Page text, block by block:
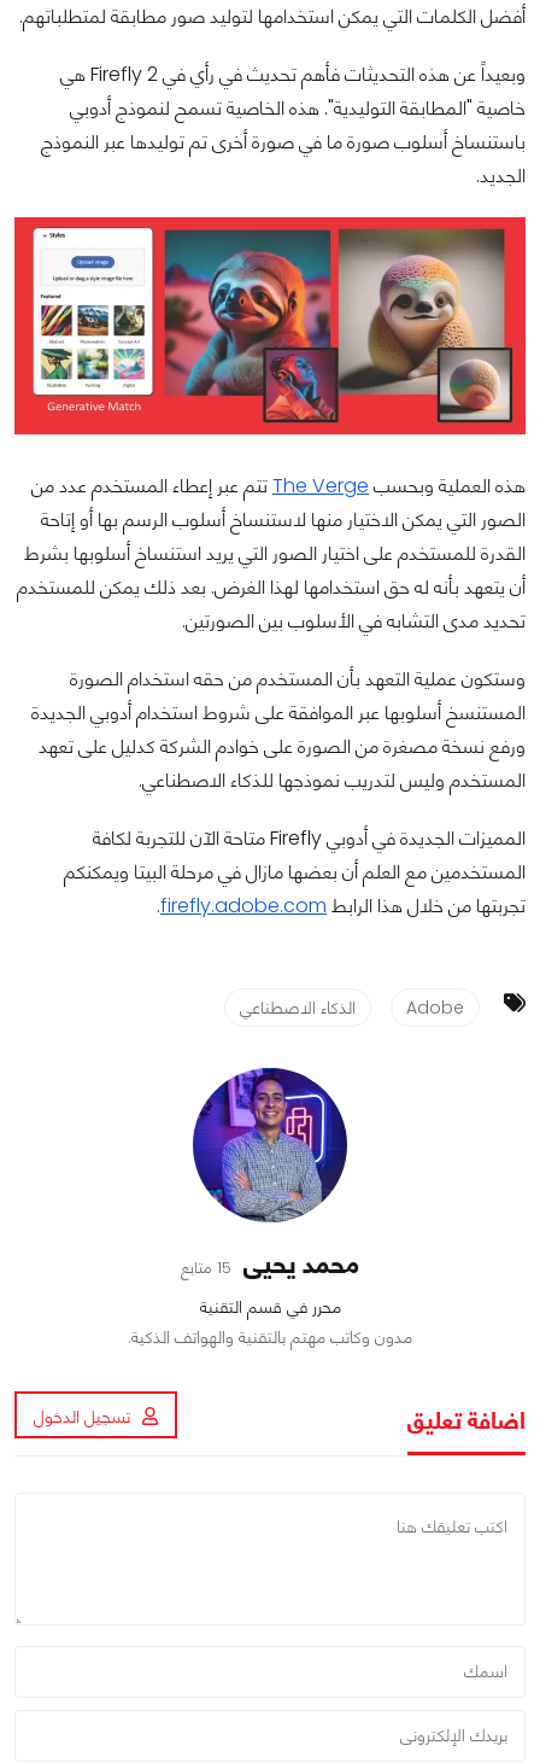
أفضل الكلمات التي يمكن استخدامها لتوليد صور مطابقة لمتطلباتهم.
وبعيداً عن هذه التحديثات فأهم تحديث في رأي في Firefly 2 هي
خاصية "المطابقة التوليدية". هذه الخاصية تسمح لنموذج أدوبي
باستنساخ أسلوب صورة ما في صورة أخرى تم توليدها عبر النموذج
الجديد.
هذه العملية وبحسب The Vergeتتم عبر إعطاء المستخدم عدد من
الصور التي يمكن الاختيار منها لاستنساخ أسلوب الرسم بها أو إتاحة
القدرة للمستخدم على اختيار الصور التي يريد استنساخ أسلوبها بشرط
أن يتعهد بأنه له حق استخدامها لهذا الغرض. بعد ذلك يمكن للمستخدم
تحديد مدى التشابه في الأسلوب بين الصورتين.
وستكون عملية التعهد بأن المستخدم من حقه استخدام الصورة
المستنسخ أسلوبها عبر الموافقة على شروط استخدام أدوبي الجديدة
ورفع نسخة مصغرة من الصورة على خوادم الشركة كدليل على تعهد
المستخدم وليس لتدريب نموذجها للذكاء الاصطناعي.
المميزات الجديدة في أدوبي Firefly متاحة الآن للتجربة لكافة
المستخدمين مع العلم أن بعضها مازال في مرحلة البيتا ويمكنكم
تجربتها من خلال هذا الرابط firefly.adobe.com
.
Adobe الذكاء الاصطناعي
محمد يحيى 15 متابع
محرر في قسم التقنية
مدون وكاتب مهتم بالتقنية والهواتف الذكية.
اضافة تعليق تسجيل الدخول